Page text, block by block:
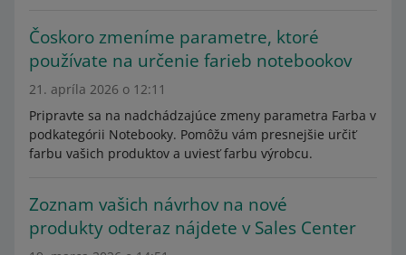
Čoskoro zmeníme parametre, ktoré
používate na určenie farieb notebookov
21. apríla 2026 o 12:11
Pripravte sa na nadchádzajúce zmeny parametra Farba v
podkategórii Notebooky. Pomôžu vám presnejšie určiť
farbu vašich produktov a uviesť farbu výrobcu.
Zoznam vašich návrhov na nové
produkty odteraz nájdete v Sales Center